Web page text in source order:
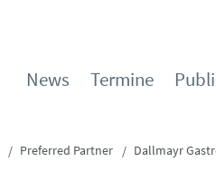
News Termine
Preferred Partner Dallmayr